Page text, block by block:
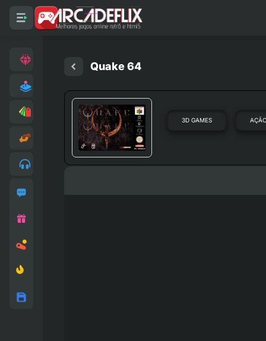
Quake 64
3D GAMES